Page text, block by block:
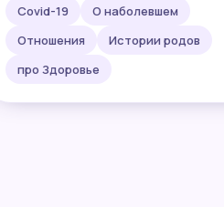
Covid-19
О наболевшем
Отношения
Истории родов
про Здоровье